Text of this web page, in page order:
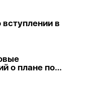
в
о плане по